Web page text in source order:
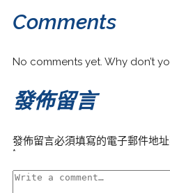
Comments
No comments yet. Why don’t
發佈留言
發佈留言必須填寫的電子郵件地址
*